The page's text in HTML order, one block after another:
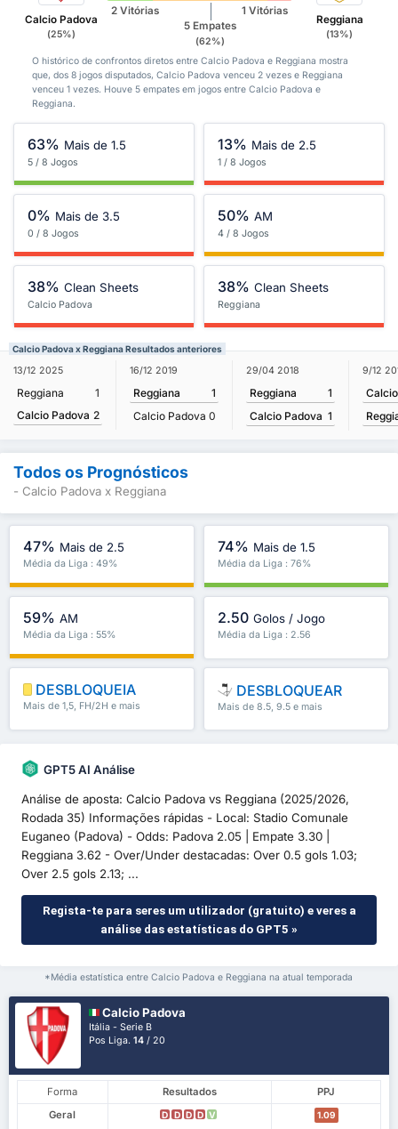
Calcio Padova
(25%)
2 Vitórias
5 Empates
(62%)
1 Vitórias
Reggiana
(13%)
O histórico de confrontos diretos entre Calcio Padova e Reggiana mostra
que, dos 8 jogos disputados, Calcio Padova venceu 2 vezes e Reggiana
venceu 1 vezes. Houve 5 empates em jogos entre Calcio Padova e
Reggiana.
63% Mais de 1.5
5 / 8 Jogos
13% Mais de 2.5
1 / 8 Jogos
0% Mais de 3.5
0 / 8 Jogos
50% AM
4 / 8 Jogos
38% Clean Sheets
Calcio Padova
38% Clean Sheets
Reggiana
Calcio Padova x Reggiana Resultados anteriores
13/12 2025
Reggiana
1
Calcio Padova 2
16/12 2019
Reggiana
1
Calcio Padova 0
29/04 2018
Reggiana
1
Calcio Padova 1
9/12
Todos os Prognósticos
- Calcio Padova x Reggiana
47% Mais de 2.5
Média da Liga : 49%
74% Mais de 1.5
Média da Liga : 76%
59% AM
Média da Liga : 55%
2.50 Golos / Jogo
Média da Liga : 2.56
DESBLOQUEIA
Mais de 1,5, FH/2H e mais
DESBLOQUEAR
Mais de 8.5, 9.5 e mais
GPT5 AI Análise
Análise de aposta: Calcio Padova vs Reggiana (2025/2026,
Rodada 35) Informações rápidas - Local: Stadio Comunale
Euganeo (Padova) - Odds: Padova 2.05 | Empate 3.30 |
Reggiana 3.62 - Over/Under destacadas: Over 0.5 gols 1.03;
Over 2.5 gols 2.13; ...
Regista-te para seres um utilizador (gratuito) e veres a
análise das estatísticas do GPT5 »
*Média estatística entre Calcio Padova e Reggiana na atual temporada
Calcio Padova
Itália - Serie B
Pos Liga.14 / 20
Forma Resultados
PPJ
Geral
D D D D V 1.09